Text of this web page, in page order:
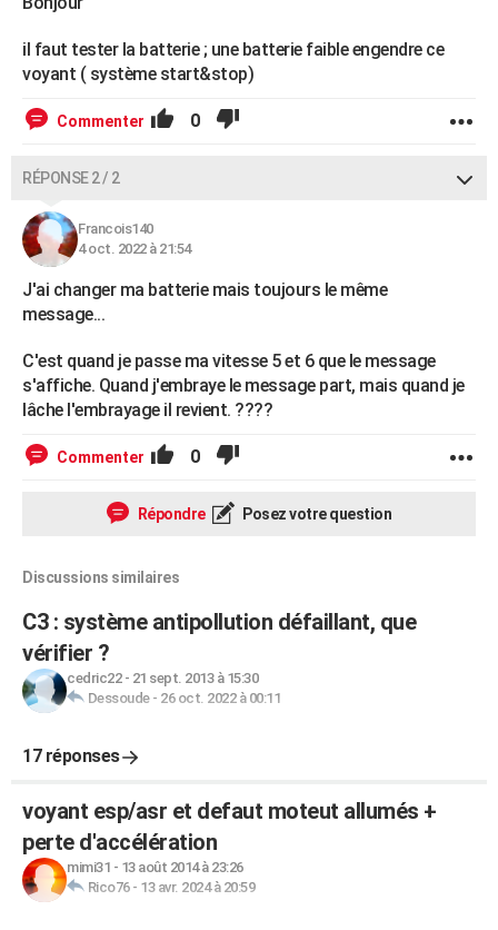
il faut tester la batterie ; une batterie faible engendre ce
voyant ( système start&stop)
Commenter 0
RÉPONSE 2 / 2
Francois140
4 oct. 2022 à 21:54
J'ai changer ma batterie mais toujours le même
message...
C'est quand je passe ma vitesse 5 et 6 que le message
s'affiche. Quand j'embraye le message part, mais quand je
lâche l'embrayage il revient. ????
Commenter 0
Répondre Posez votre question
Discussions similaires
C3 : système antipollution défaillant, que
vérifier ?
cedric22- 21 sept. 2013 à 15:30
Dessoude- 26 oct. 2022 à 00:11
17 réponses
voyant esp/asr et defaut moteut allumés +
perte d'accélération
mimi31 - 13 août 2014 à 23:26
Rico76- 13 avr. 2024 à 20:59